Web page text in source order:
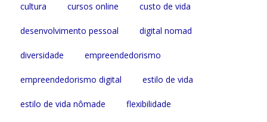
cultura cursos online custo de vida
desenvolvimento pessoal digital nomad
diversidade empreendedorismo
empreendedorismo digital estilo de vida
estilo de vida nômade flexibilidade